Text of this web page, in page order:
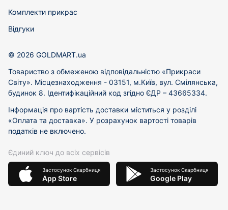
Комплекти прикрас
Відгуки
© 2026 GOLDMART.ua
Товариство з обмеженою відповідальністю «Прикраси
Світу». Місцезнаходження - 03151, м.Київ, вул. Смілянська,
будинок 8. Ідентифікаційний код згідно ЄДР – 43665334.
Інформація про вартість доставки міститься у розділі
«Оплата та доставка». У розрахунок вартості товарів
податків не включено.
Єдиний ключ до всіх сервісів
Застосунок Скарбниця
App Store
Застосунок Скарбниця
Google Play